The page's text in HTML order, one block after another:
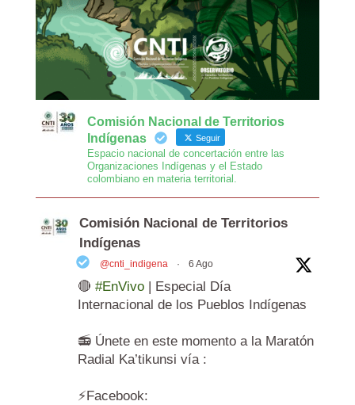
Comisión Nacional de Territorios
Indígenas
Seguir
Espacio nacional de concertación entre las
Organizaciones Indígenas y el Estado
colombiano en materia territorial.
Comisión Nacional de Territorios
Indígenas
@cnti_indigena · 6 Ago
🔴 #EnVivo| Especial Día
Internacional de los Pueblos Indígenas
📻 Únete en este momento a la Maratón
Radial Ka’tikunsi vía :
⚡️Facebook: